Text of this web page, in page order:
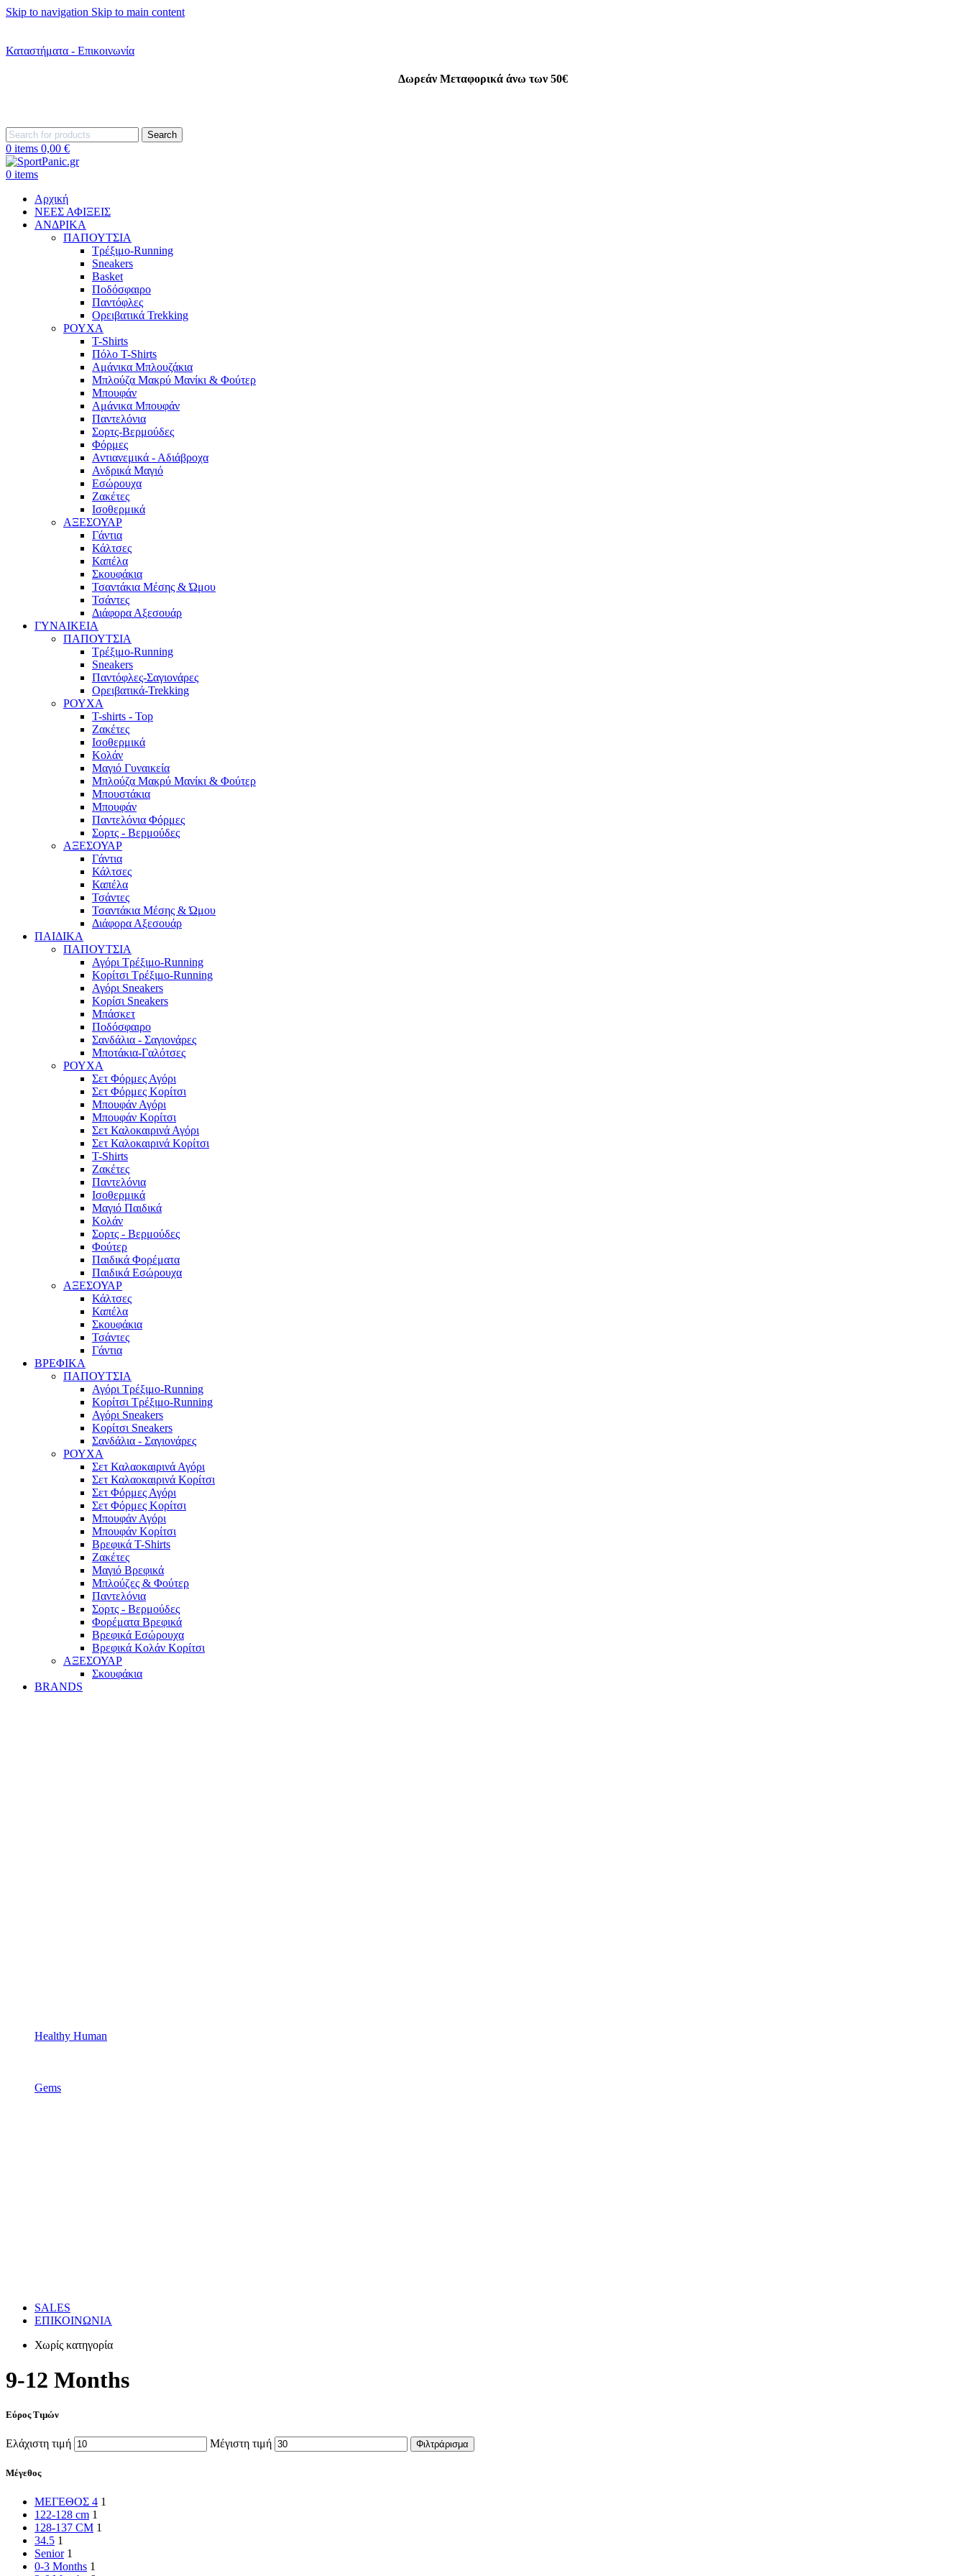
Skip to navigation Skip to main content
Καταστήματα - Επικοινωνία
Δωρεάν Μεταφορικά άνω των 50€
Search
0 items 0,00 €
0 items
Αρχική
ΝΕΕΣ ΑΦΙΞΕΙΣ
AΝΔΡΙΚΑ
ΠΑΠΟΥΤΣΙΑ
Τρέξιμο-Running
Sneakers
Basket
Ποδόσφαιρο
Παντόφλες
Ορειβατικά Trekking
ΡΟΥΧΑ
T-Shirts
Πόλο T-Shirts
Αμάνικα Μπλουζάκια
Μπλούζα Μακρύ Μανίκι & Φούτερ
Μπουφάν
Αμάνικα Μπουφάν
Παντελόνια
Σορτς-Βερμούδες
Φόρμες
Αντιανεμικά - Αδιάβροχα
Ανδρικά Μαγιό
Εσώρουχα
Ζακέτες
Ισοθερμικά
ΑΞΕΣΟΥΑΡ
Γάντια
Κάλτσες
Καπέλα
Σκουφάκια
Τσαντάκια Μέσης & Ώμου
Τσάντες
Διάφορα Αξεσουάρ
ΓΥΝΑΙΚΕΙΑ
ΠΑΠΟΥΤΣΙΑ
Τρέξιμο-Running
Sneakers
Παντόφλες-Σαγιονάρες
Ορειβατικά-Trekking
ΡΟΥΧΑ
T-shirts - Top
Ζακέτες
Ισοθερμικά
Κολάν
Μαγιό Γυναικεία
Μπλούζα Μακρύ Μανίκι & Φούτερ
Μπουστάκια
Μπουφάν
Παντελόνια Φόρμες
Σορτς - Βερμούδες
ΑΞΕΣΟΥΑΡ
Γάντια
Κάλτσες
Καπέλα
Τσάντες
Τσαντάκια Μέσης & Ώμου
Διάφορα Αξεσουάρ
ΠΑΙΔΙΚΑ
ΠΑΠΟΥΤΣΙΑ
Αγόρι Τρέξιμο-Running
Κορίτσι Τρέξιμο-Running
Αγόρι Sneakers
Κορίσι Sneakers
Μπάσκετ
Ποδόσφαιρο
Σανδάλια - Σαγιονάρες
Μποτάκια-Γαλότσες
ΡΟΥΧΑ
Σετ Φόρμες Αγόρι
Σετ Φόρμες Κορίτσι
Μπουφάν Αγόρι
Μπουφάν Κορίτσι
Σετ Καλοκαιρινά Αγόρι
Σετ Καλοκαιρινά Κορίτσι
T-Shirts
Ζακέτες
Παντελόνια
Ισοθερμικά
Μαγιό Παιδικά
Κολάν
Σορτς - Βερμούδες
Φούτερ
Παιδικά Φορέματα
Παιδικά Εσώρουχα
ΑΞΕΣΟΥΑΡ
Κάλτσες
Καπέλα
Σκουφάκια
Τσάντες
Γάντια
ΒΡΕΦΙΚΑ
ΠΑΠΟΥΤΣΙΑ
Αγόρι Τρέξιμο-Running
Κορίτσι Τρέξιμο-Running
Αγόρι Sneakers
Κορίτσι Sneakers
Σανδάλια - Σαγιονάρες
ΡΟΥΧΑ
Σετ Καλαοκαιρινά Αγόρι
Σετ Καλαοκαιρινά Κορίτσι
Σετ Φόρμες Αγόρι
Σετ Φόρμες Κορίτσι
Mπουφάν Αγόρι
Mπουφάν Κορίτσι
Βρεφικά T-Shirts
Ζακέτες
Μαγιό Βρεφικά
Mπλούζες & Φούτερ
Παντελόνια
Σορτς - Βερμούδες
Φορέματα Βρεφικά
Βρεφικά Εσώρουχα
Βρεφικά Κολάν Κορίτσι
ΑΞΕΣΟΥΑΡ
Σκουφάκια
BRANDS
Healthy Human
Gems
SALES
ΕΠΙΚΟΙΝΩΝΙΑ
Χωρίς κατηγορία
9-12 Months
Εύρος Τιμών
Ελάχιστη τιμή Μέγιστη τιμή Φιλτράρισμα
Μέγεθος
ΜΕΓΕΘΟΣ 4 1
122-128 cm 1
128-137 CM 1
34.5 1
Senior 1
0-3 Months 1